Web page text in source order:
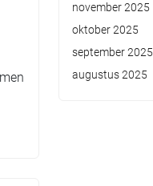
november 2025
oktober 2025
september 2025
augustus 2025